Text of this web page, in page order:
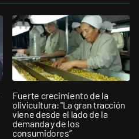
Fuerte crecimiento de la
olivicultura: "La gran tracción
viene desde el lado de la
demanda y de los
consumidores”